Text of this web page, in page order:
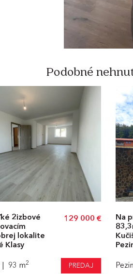
Podobné
2izbové
lokalite
Klasy
129 000 €
93 m2 PREDAJ
Na